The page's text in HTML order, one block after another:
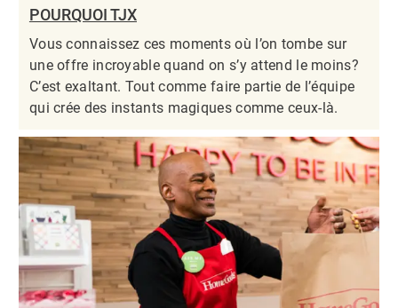
POURQUOI TJX
Vous connaissez ces moments où l’on tombe sur
une offre incroyable quand on s’y attend le moins?
C’est exaltant. Tout comme faire partie de l’équipe
qui crée des instants magiques comme ceux-là.​​​​​​​